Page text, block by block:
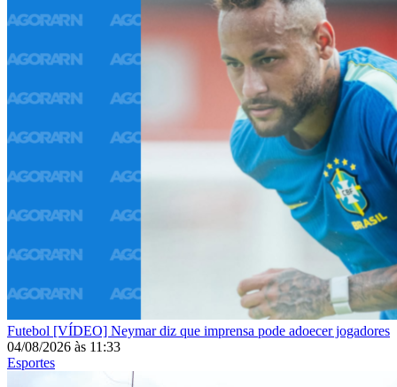
Futebol [VÍDEO] Neymar diz que imprensa pode adoecer jogadores
04/08/2026 às 11:33
Esportes